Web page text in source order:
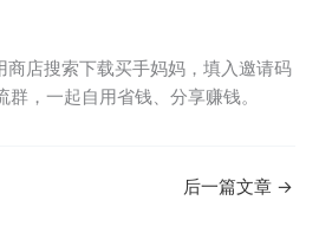
商店搜索下载买手妈妈，填入邀请码
，一起自用省钱、分享赚钱。
后一篇文章 →